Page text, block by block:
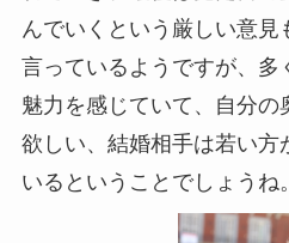
んでいくという厳しい意見
言っているようですが、多
魅力を感じていて、自分の
欲しい、結婚相手は若い方
いるということでしょうね。